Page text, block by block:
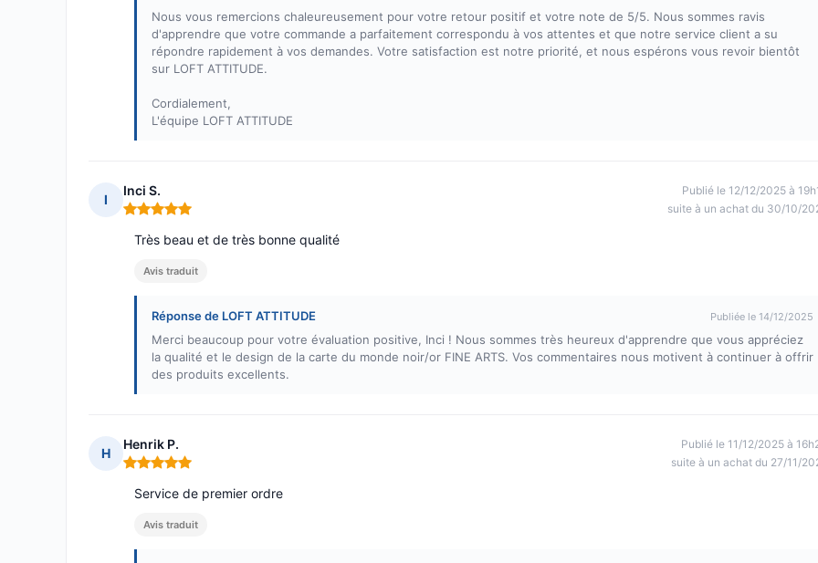
Nous vous remercions chaleureusement pour votre retour positif et votre note de 5/5. Nous sommes ravis
d'apprendre que votre commande a parfaitement correspondu à vos attentes et que notre service client a su
répondre rapidement à vos demandes. Votre satisfaction est notre priorité, et nous espérons vous revoir bientôt
sur LOFT ATTITUDE.
Cordialement,
L'équipe LOFT ATTITUDE
I
Inci S.
Note : 5 sur 5
Publié le 12/12/2025 à
suite à un achat du 30/10/
Très beau et de très bonne qualité
Avis traduit
Réponse de LOFT ATTITUDE Publiée le 14/12/2025
Merci beaucoup pour votre évaluation positive, Inci ! Nous sommes très heureux d'apprendre que vous appréciez
la qualité et le design de la carte du monde noir/or FINE ARTS. Vos commentaires nous motivent à continuer à offrir
des produits excellents.
H
Henrik P.
Note : 5 sur 5
Publié le 11/12/2025 à
suite à un achat du 27/11/
Service de premier ordre
Avis traduit